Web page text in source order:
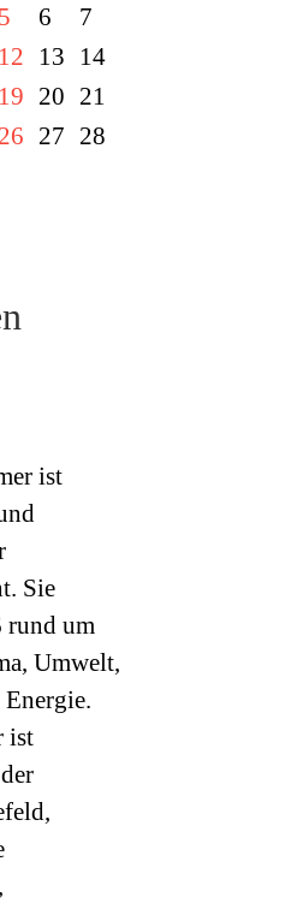
5 6
7
12 13
14
19 20 21
26 27 28
ist
Sie
rund um
Umwelt,
ist